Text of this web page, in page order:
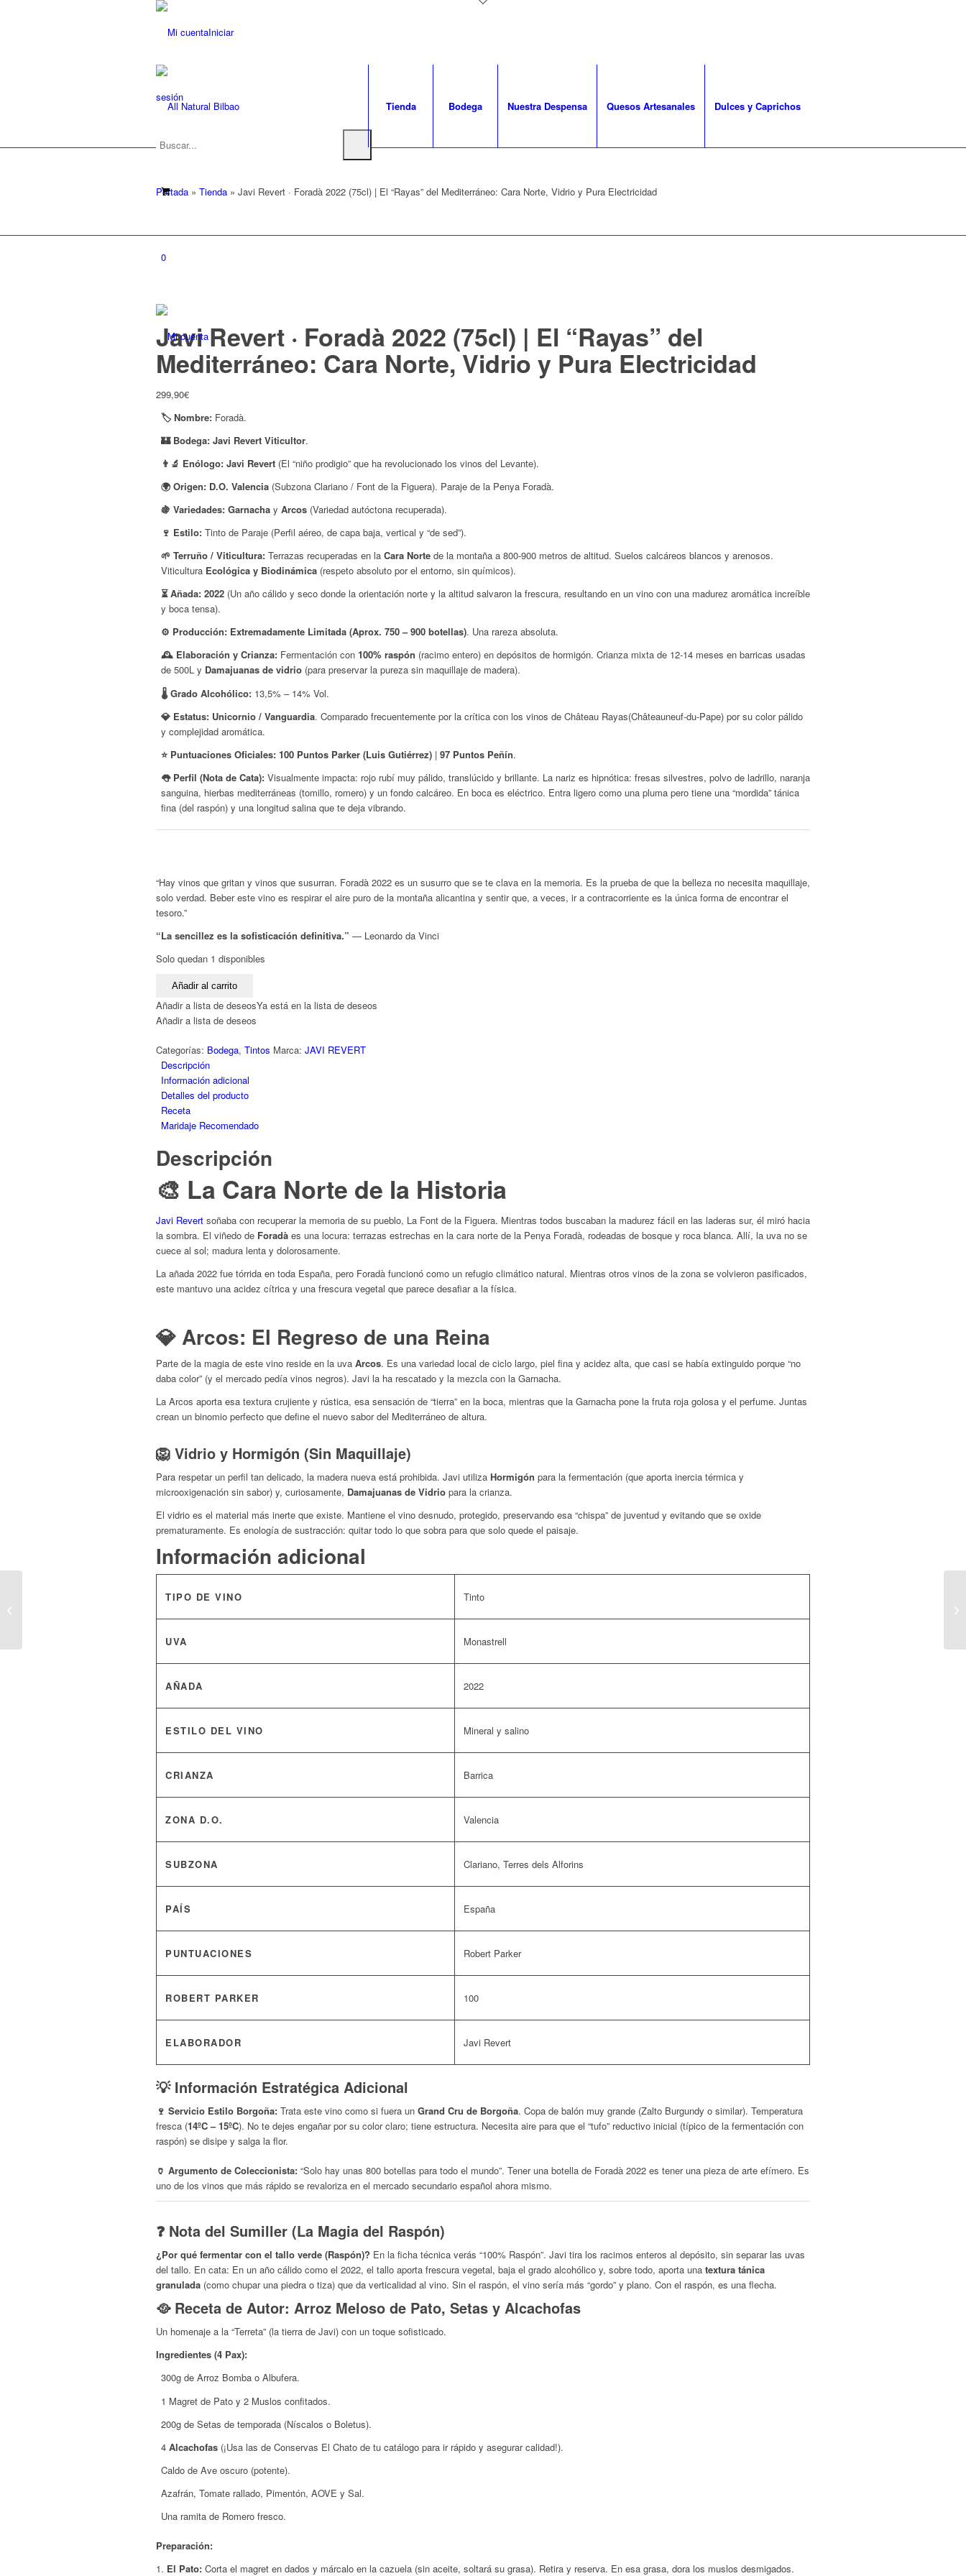
Iniciar
sesión
0
Tienda Bodega Nuestra Despensa Quesos Artesanales Dulces y Caprichos
Portada » Tienda » Javi Revert · Foradà 2022 (75cl) | El “Rayas” del Mediterráneo: Cara Norte, Vidrio y Pura Electricidad
Javi Revert · Foradà 2022 (75cl) | El “Rayas” del
Mediterráneo: Cara Norte, Vidrio y Pura Electricidad
299,90€
🏷️ Nombre: Foradà.
🏰 Bodega: Javi Revert Viticultor.
👨‍🔬 Enólogo: Javi Revert (El “niño prodigio” que ha revolucionado los vinos del Levante).
🌍 Origen: D.O. Valencia (Subzona Clariano / Font de la Figuera). Paraje de la Penya Foradà.
🍇 Variedades: Garnacha y Arcos (Variedad autóctona recuperada).
🍷 Estilo: Tinto de Paraje (Perfil aéreo, de capa baja, vertical y “de sed”).
🌱 Terruño / Viticultura: Terrazas recuperadas en la Cara Norte de la montaña a 800-900 metros de altitud. Suelos calcáreos blancos y arenosos.
Viticultura Ecológica y Biodinámica (respeto absoluto por el entorno, sin químicos).
⏳ Añada: 2022 (Un año cálido y seco donde la orientación norte y la altitud salvaron la frescura, resultando en un vino con una madurez aromática increíble
y boca tensa).
⚙️ Producción: Extremadamente Limitada (Aprox. 750 – 900 botellas). Una rareza absoluta.
🕰️ Elaboración y Crianza: Fermentación con 100% raspón (racimo entero) en depósitos de hormigón. Crianza mixta de 12-14 meses en barricas usadas
de 500L y Damajuanas de vidrio (para preservar la pureza sin maquillaje de madera).
🌡️ Grado Alcohólico: 13,5% – 14% Vol.
💎 Estatus: Unicornio / Vanguardia. Comparado frecuentemente por la crítica con los vinos de Château Rayas(Châteauneuf-du-Pape) por su color pálido
y complejidad aromática.
⭐ Puntuaciones Oficiales: 100 Puntos Parker (Luis Gutiérrez) | 97 Puntos Peñín.
👅 Perfil (Nota de Cata): Visualmente impacta: rojo rubí muy pálido, translúcido y brillante. La nariz es hipnótica: fresas silvestres, polvo de ladrillo, naranja
sanguina, hierbas mediterráneas (tomillo, romero) y un fondo calcáreo. En boca es eléctrico. Entra ligero como una pluma pero tiene una “mordida” tánica
fina (del raspón) y una longitud salina que te deja vibrando.
“Hay vinos que gritan y vinos que susurran. Foradà 2022 es un susurro que se te clava en la memoria. Es la prueba de que la belleza no necesita maquillaje,
solo verdad. Beber este vino es respirar el aire puro de la montaña alicantina y sentir que, a veces, ir a contracorriente es la única forma de encontrar el
tesoro.”
“La sencillez es la sofisticación definitiva.” — Leonardo da Vinci
Solo quedan 1 disponibles
·
Foradà
(75cl)
El
"Rayas"
del
Mediterráneo:
Norte,
y
Electricidad
cantidad
Añadir al carrito
Añadir a lista de deseosYa está en la lista de deseos
Añadir a lista de deseos
Categorías: Bodega, Tintos Marca: JAVI REVERT
Descripción
Información adicional
Detalles del producto
Receta
Maridaje Recomendado
Descripción
🎨 La Cara Norte de la Historia
Javi Revert soñaba con recuperar la memoria de su pueblo, La Font de la Figuera. Mientras todos buscaban la madurez fácil en las laderas sur, él miró hacia
la sombra. El viñedo de Foradà es una locura: terrazas estrechas en la cara norte de la Penya Foradà, rodeadas de bosque y roca blanca. Allí, la uva no se
cuece al sol; madura lenta y dolorosamente.
La añada 2022 fue tórrida en toda España, pero Foradà funcionó como un refugio climático natural. Mientras otros vinos de la zona se volvieron pasificados,
este mantuvo una acidez cítrica y una frescura vegetal que parece desafiar a la física.
💎 Arcos: El Regreso de una Reina
Parte de la magia de este vino reside en la uva Arcos. Es una variedad local de ciclo largo, piel fina y acidez alta, que casi se había extinguido porque “no
daba color” (y el mercado pedía vinos negros). Javi la ha rescatado y la mezcla con la Garnacha.
La Arcos aporta esa textura crujiente y rústica, esa sensación de “tierra” en la boca, mientras que la Garnacha pone la fruta roja golosa y el perfume. Juntas
crean un binomio perfecto que define el nuevo sabor del Mediterráneo de altura.
🦁 Vidrio y Hormigón (Sin Maquillaje)
Para respetar un perfil tan delicado, la madera nueva está prohibida. Javi utiliza Hormigón para la fermentación (que aporta inercia térmica y
microoxigenación sin sabor) y, curiosamente, Damajuanas de Vidrio para la crianza.
El vidrio es el material más inerte que existe. Mantiene el vino desnudo, protegido, preservando esa “chispa” de juventud y evitando que se oxide
prematuramente. Es enología de sustracción: quitar todo lo que sobra para que solo quede el paisaje.
Información adicional
TIPO DE VINO Tinto
UVA Monastrell
AÑADA 2022
ESTILO DEL VINO Mineral y salino
CRIANZA Barrica
ZONA D.O. Valencia
SUBZONA Clariano, Terres dels Alforins
PAÍS España
PUNTUACIONES Robert Parker
ROBERT PARKER 100
ELABORADOR Javi Revert
💡 Información Estratégica Adicional
🍷 Servicio Estilo Borgoña: Trata este vino como si fuera un Grand Cru de Borgoña. Copa de balón muy grande (Zalto Burgundy o similar). Temperatura
fresca (14ºC – 15ºC). No te dejes engañar por su color claro; tiene estructura. Necesita aire para que el “tufo” reductivo inicial (típico de la fermentación con
raspón) se disipe y salga la flor.
🏺 Argumento de Coleccionista: “Solo hay unas 800 botellas para todo el mundo”. Tener una botella de Foradà 2022 es tener una pieza de arte efímero. Es
uno de los vinos que más rápido se revaloriza en el mercado secundario español ahora mismo.
❓ Nota del Sumiller (La Magia del Raspón)
¿Por qué fermentar con el tallo verde (Raspón)? En la ficha técnica verás “100% Raspón”. Javi tira los racimos enteros al depósito, sin separar las uvas
del tallo. En cata: En un año cálido como el 2022, el tallo aporta frescura vegetal, baja el grado alcohólico y, sobre todo, aporta una textura tánica
granulada (como chupar una piedra o tiza) que da verticalidad al vino. Sin el raspón, el vino sería más “gordo” y plano. Con el raspón, es una flecha.
🥘 Receta de Autor: Arroz Meloso de Pato, Setas y Alcachofas
Un homenaje a la “Terreta” (la tierra de Javi) con un toque sofisticado.
Ingredientes (4 Pax):
300g de Arroz Bomba o Albufera.
1 Magret de Pato y 2 Muslos confitados.
200g de Setas de temporada (Níscalos o Boletus).
4 Alcachofas (¡Usa las de Conservas El Chato de tu catálogo para ir rápido y asegurar calidad!).
Caldo de Ave oscuro (potente).
Azafrán, Tomate rallado, Pimentón, AOVE y Sal.
Una ramita de Romero fresco.
Preparación:
El Pato: Corta el magret en dados y márcalo en la cazuela (sin aceite, soltará su grasa). Retira y reserva. En esa grasa, dora los muslos desmigados.